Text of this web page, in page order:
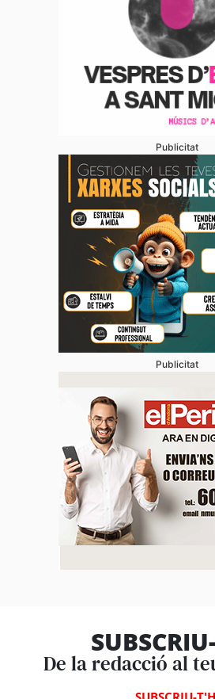
Publicitat
Publicitat
De la redacció al